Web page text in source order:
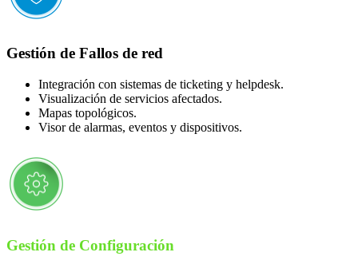
Gestión de Fallos de red
Integración con sistemas de ticketing y helpdesk.
Visualización de servicios afectados.
Mapas topológicos.
Visor de alarmas, eventos y dispositivos.
Gestión de Configuración